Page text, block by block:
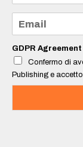
m
e
a
i
*
GDPR Agreement
Confermo di
Publishing e